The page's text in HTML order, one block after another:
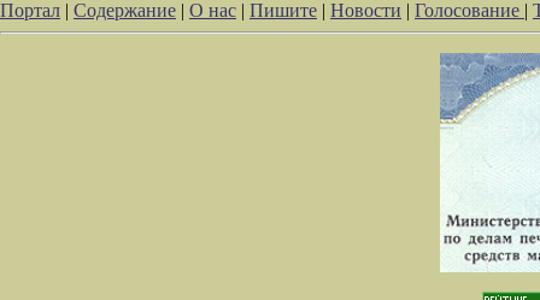
Портал | Содержание | О нас | Пишите | Новости | Голосование |